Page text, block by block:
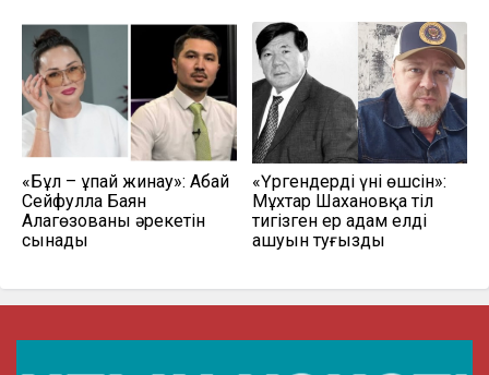
«Бұл – ұпай жинау»: Абай
Сейфулла Баян
Алагөзованың әрекетін
сынады
«Үргендердің үні өшсін»:
Мұхтар Шахановқа тіл
тигізген ер адам елдің
ашуын туғызды